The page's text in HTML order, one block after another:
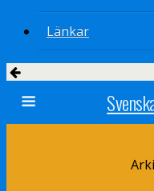
Länkar